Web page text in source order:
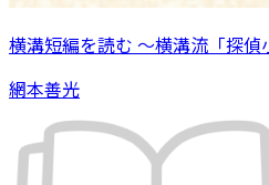
横溝短編を読む 〜横溝流「探
網本善光